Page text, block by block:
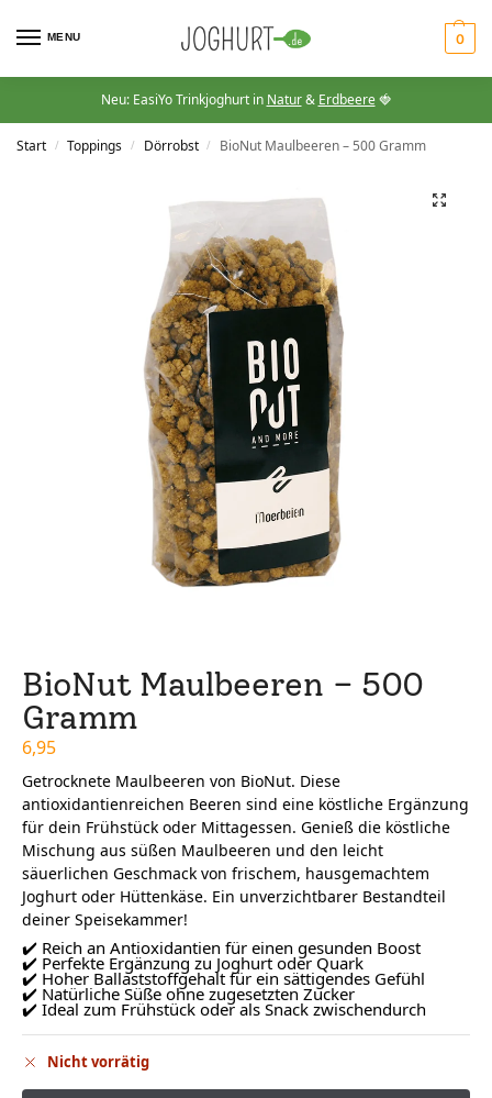
MENU 0
Neu: EasiYo Trinkjoghurt in Natur& Erdbeere🍓
Start / Toppings / Dörrobst / BioNut Maulbeeren – 500 Gramm
BioNut Maulbeeren – 500
Gramm
6,95
Getrocknete Maulbeeren von BioNut. Diese
antioxidantienreichen Beeren sind eine köstliche Ergänzung
für dein Frühstück oder Mittagessen. Genieß die köstliche
Mischung aus süßen Maulbeeren und den leicht
säuerlichen Geschmack von frischem, hausgemachtem
Joghurt oder Hüttenkäse. Ein unverzichtbarer Bestandteil
deiner Speisekammer!
✔️ Reich an Antioxidantien für einen gesunden Boost
✔️ Perfekte Ergänzung zu Joghurt oder Quark
✔️ Hoher Ballaststoffgehalt für ein sättigendes Gefühl
✔️ Natürliche Süße ohne zugesetzten Zucker
✔️ Ideal zum Frühstück oder als Snack zwischendurch
Nicht vorrätig